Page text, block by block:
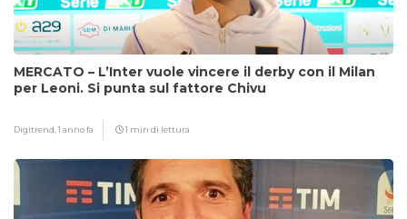
MERCATO – L’Inter vuole vincere il derby con il Milan
per Leoni. Si punta sul fattore Chivu
Digitrend,1 anno fa 1 min di lettura